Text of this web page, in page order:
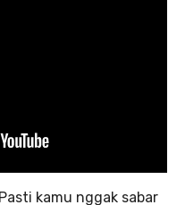
kamu nggak sabar